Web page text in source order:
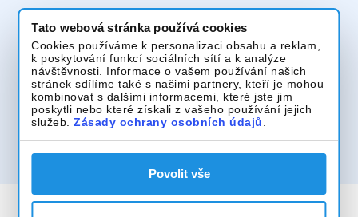
Tato webová stránka používá cookies
Cookies používáme k personalizaci obsahu a reklam,
k poskytování funkcí sociálních sítí a k analýze
návštěvnosti. Informace o vašem používání našich
stránek sdílíme také s našimi partnery, kteří je mohou
kombinovat s dalšími informacemi, které jste jim
poskytli nebo které získali z vašeho používání jejich
služeb.Zásady ochrany osobních údajů
Povolit vše
Kontaktujte vystavovatele
mergado@mergado.cz
www.mergado.cz/